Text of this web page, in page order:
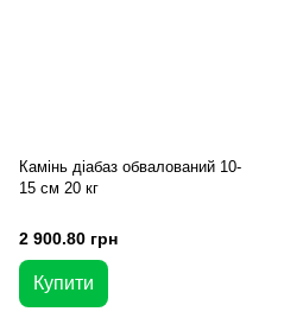
Камінь діабаз обвалований 10-
15 см 20 кг
2 900.80 грн
Купити